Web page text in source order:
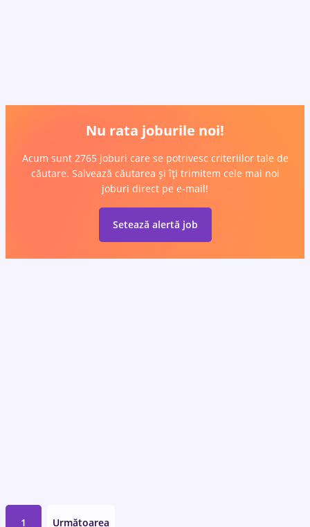
Nu rata joburile noi!
Acum sunt 2765 joburi care se potrivesc criteriilor tale de
căutare. Salvează căutarea și îți trimitem cele mai noi
joburi direct pe e-mail!
Setează alertă job
1 Următoarea